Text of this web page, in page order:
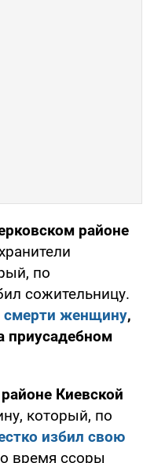
районе
по
сожительницу.
смерти женщину,
приусадебном
Киевской
который, по
избил свою
время ссоры